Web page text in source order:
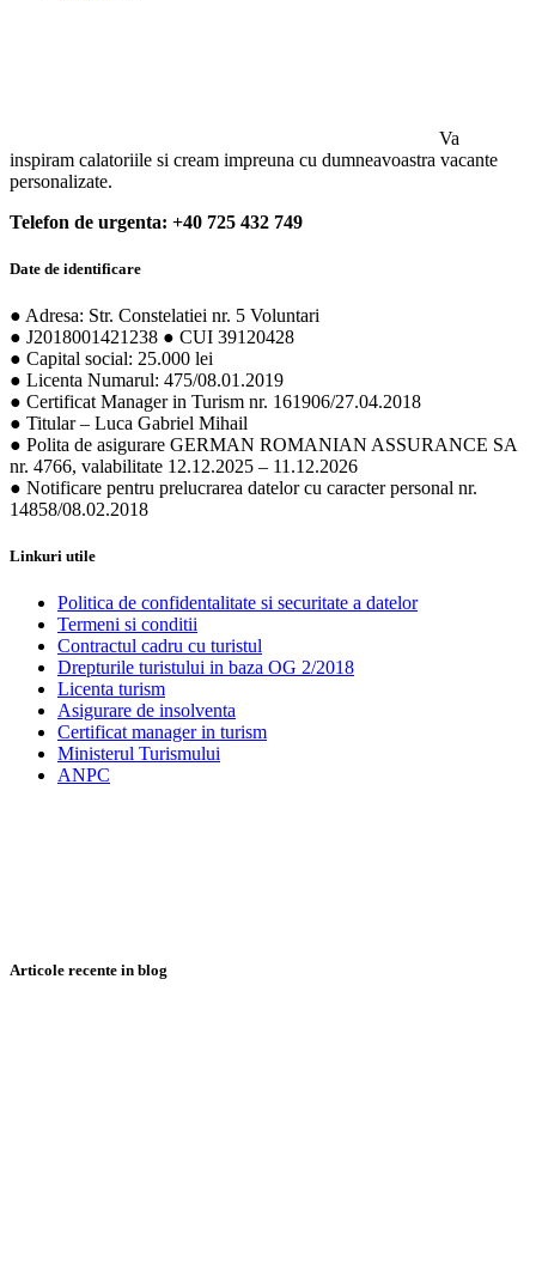
Va
inspiram calatoriile si cream impreuna cu dumneavoastra vacante
personalizate.
Telefon de urgenta: +40 725 432 749
Date de identificare
● Adresa: Str. Constelatiei nr. 5 Voluntari
● J2018001421238 ● CUI 39120428
● Capital social: 25.000 lei
● Licenta Numarul: 475/08.01.2019
● Certificat Manager in Turism nr. 161906/27.04.2018
● Titular – Luca Gabriel Mihail
● Polita de asigurare GERMAN ROMANIAN ASSURANCE SA
nr. 4766, valabilitate 12.12.2025 – 11.12.2026
● Notificare pentru prelucrarea datelor cu caracter personal nr.
14858/08.02.2018
Linkuri utile
Politica de confidentalitate si securitate a datelor
Termeni si conditii
Contractul cadru cu turistul
Drepturile turistului in baza OG 2/2018
Licenta turism
Asigurare de insolventa
Certificat manager in turism
Ministerul Turismului
ANPC
Articole recente in blog